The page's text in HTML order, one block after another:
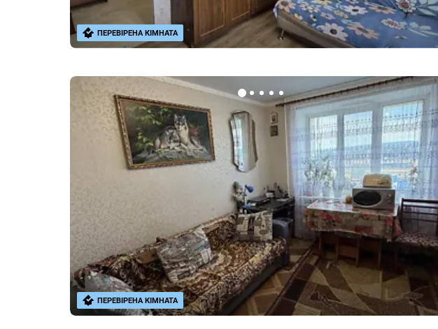
ПЕРЕВІРЕНА КІМНАТА
ПЕРЕВІРЕНА КІМНАТА